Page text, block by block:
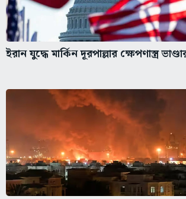
ইরান যুদ্ধে মার্কিন দূরপাল্লার ক্ষেপণাস্ত্র